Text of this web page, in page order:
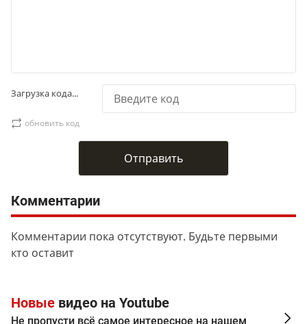
Комментарии
Комментарии пока отсутствуют. Будьте первыми
кто оставит
Загрузка кода...
обновить код
Новые видео на Youtube
Не пропусти всё самое интересное на нашем